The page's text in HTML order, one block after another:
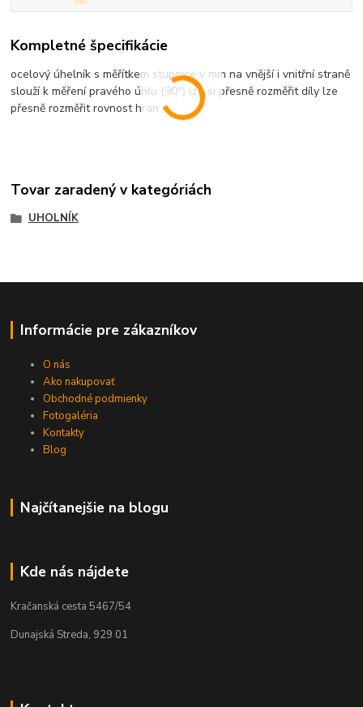
Kompletné špecifikácie
ocelový úhelník s měřítkem stupnice v mm na vnější i vnitřní straně
slouží k měření pravého úhlu (90°) lze si přesně rozměřit díly lze
přesně rozměřit rovnost hran
Tovar zaradený v kategóriách
UHOLNÍK
Informácie pre zákazníkov
O nás
Ako nakupovať
Obchodné podmienky
Fotogaléria
Kontakty
Blog
Najčítanejšie na blogu
Kde nás nájdete
Kračanská cesta 5467/54
Dunajská Streda, 929 01